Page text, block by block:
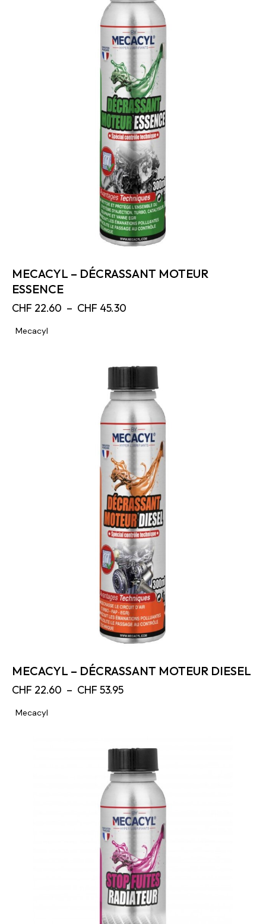
MECACYL – DÉCRASSANT MOTEUR
ESSENCE
CHF 22.60 – CHF 45.30
Mecacyl
MECACYL – DÉCRASSANT MOTEUR DIESEL
CHF 22.60 – CHF 53.95
Mecacyl